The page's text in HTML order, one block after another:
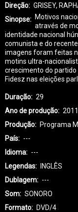
Direção
GRISEY,
Sinopse
Motivos
através de
identidade nacional
comunista e do
imagens foram feitas
motins ultra-
crescimento do
Fidesz nas eleições
Duração
29
Ano de produção
2011
Produção
Programa
País
---
Idioma
---
Legendas
INGLÊS
Dublagem
---
Som
SONORO
Formato
DVD/4